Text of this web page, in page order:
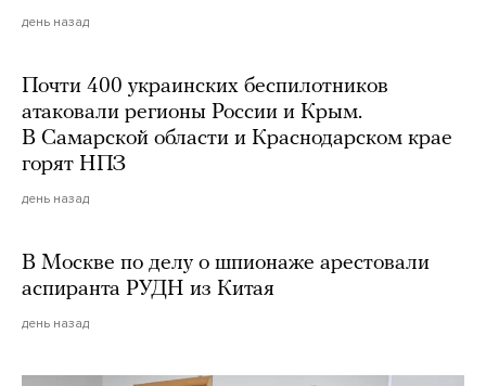
день назад
Почти 400 украинских беспилотников
атаковали регионы России и Крым.
В Самарской области и Краснодарском крае
горят НПЗ
день назад
В Москве по делу о шпионаже арестовали
аспиранта РУДН из Китая
день назад